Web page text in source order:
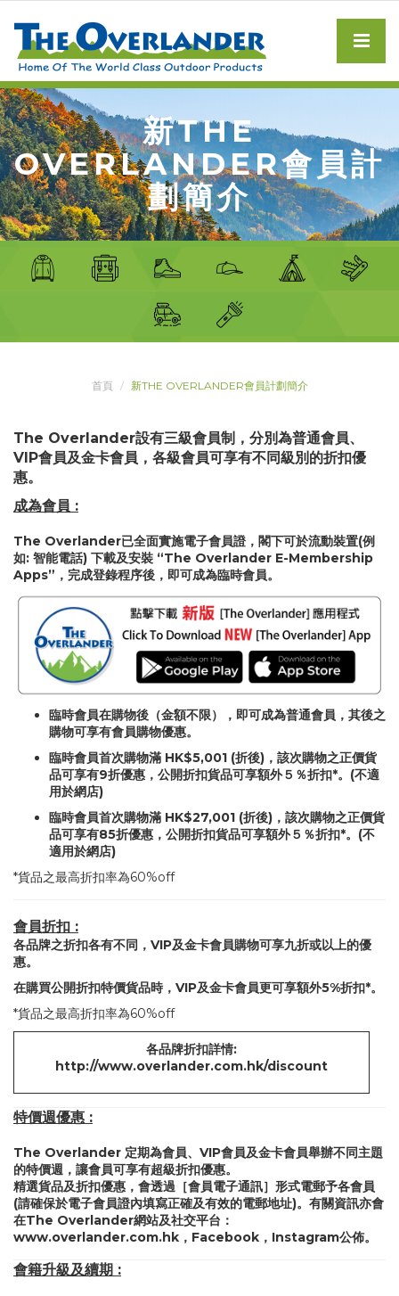
新THE
OVERLANDER會員計
劃簡介
首頁 新THE OVERLANDER會員計劃簡介
The Overlander設有三級會員制，分別為普通會員、
VIP會員及金卡會員，各級會員可享有不同級別的折扣優
惠。
成為會員 :
The Overlander已全面實施電子會員證，閣下可於流動裝置(例
如: 智能電話) 下載及安裝 “The Overlander E-Membership
Apps”，完成登錄程序後，即可成為臨時會員。
臨時會員在購物後（金額不限），即可成為普通會員，其後之
購物可享有會員購物優惠。
臨時會員首次購物滿 HK$5,001 (折後)，該次購物之正價貨
品可享有9折優惠，公開折扣貨品可享額外５％折扣*。(不適
用於網店)
臨時會員首次購物滿 HK$27,001 (折後)，該次購物之正價貨
品可享有85折優惠，公開折扣貨品可享額外５％折扣*。(不
適用於網店)
*貨品之最高折扣率為60%off
會員折扣 :
各品牌之折扣各有不同，VIP及金卡會員購物可享九折或以上的優
惠。
在購買公開折扣特價貨品時，VIP及金卡會員更可享額外5%折扣*。
*貨品之最高折扣率為60%off
各品牌折扣詳情:
http://www.overlander.com.hk/discount
特價週優惠 :
The Overlander 定期為會員、VIP會員及金卡會員舉辦不同主題
的特價週，讓會員可享有超級折扣優惠。
精選貨品及折扣優惠，會透過［會員電子通訊］形式電郵予各會員
(請確保於電子會員證內填寫正確及有效的電郵地址)。有關資訊亦會
在The Overlander網站及社交平台：
www.overlander.com.hk ， Facebook ， Instagram公佈。
會籍升級及續期 :